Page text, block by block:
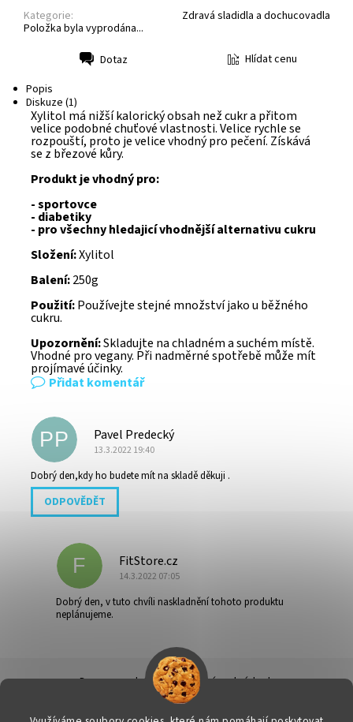
Kategorie:
Zdravá sladidla a dochucovadla
Položka byla vyprodána...
Dotaz
Hlídat cenu
Popis
Diskuze (1)
Xylitol má nižší kalorický obsah než cukr a přitom
velice podobné chuťové vlastnosti. Velice rychle se
rozpouští, proto je velice vhodný pro pečení. Získává
se z březové kůry.
Produkt je vhodný pro:
- sportovce
- diabetiky
- pro všechny hledajicí vhodnější alternativu cukru
Složení:Xylitol
Balení:250g
Použití:Používejte stejné množství jako u běžného
cukru.
Upozornění:Skladujte na chladném a suchém místě.
Vhodné pro vegany. Při nadměrné spotřebě může mít
projímavé účinky.
Přidat komentář
PP Pavel Predecký
13.3.2022 19:40
Dobrý den,kdy ho budete mít na skladě děkuji .
ODPOVĚDĚT
F FitStore.cz
14.3.2022 07:05
Dobrý den, v tuto chvíli naskladnění tohoto produktu
neplánujeme.
Doprava a platba | Obchodní podmínky |
| Info k nákupu & reklamační řád
Kontakty